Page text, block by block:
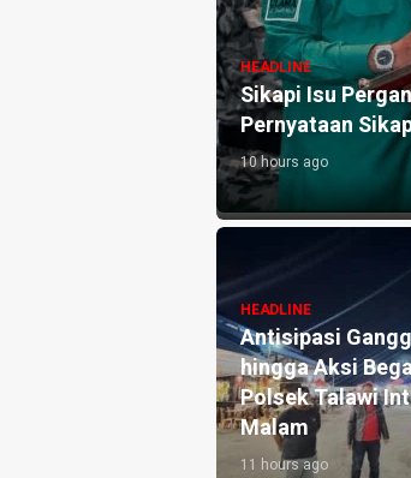
HEADLINE
1,2 Kg Sabu
Edarkan Ribuan
14 hours ago
HEADLINE
LBH Amanat
Sosialisasikan
Siswa SMK
Morawa
15 hours ago